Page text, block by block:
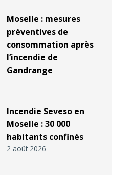
Moselle : mesures
préventives de
consommation après
l’incendie de
Gandrange
Incendie Seveso en
Moselle : 30 000
habitants confinés
2 août 2026